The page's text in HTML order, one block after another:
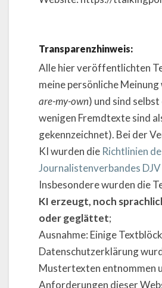
Transparenzhinweis:
Alle hier veröffentlichten
meine persönliche Meinung
are-my-own) und sind
wenigen Fremdtexte sind
gekennzeichnet). Bei der
KI wurden die Richtlinien
Journalistenverbandes DJV
Insbesondere wurden die
KI erzeugt, noch
oder geglättet;
Ausnahme: Einige
Datenschutzerklärung
Mustertexten entnommen
Anforderungen dieser